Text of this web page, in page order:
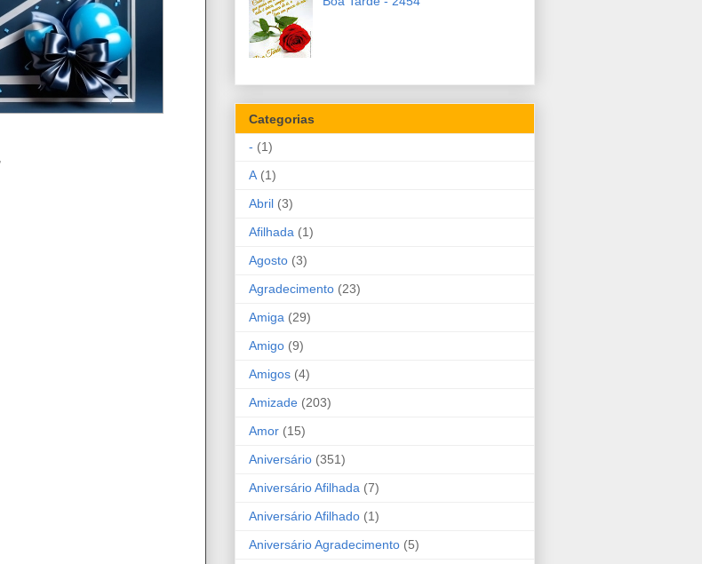
Categorias
- (1)
A (1)
Abril (3)
Afilhada (1)
Agosto (3)
Agradecimento (23)
Amiga (29)
Amigo (9)
Amigos (4)
Amizade (203)
Amor (15)
Aniversário (351)
Aniversário Afilhada (7)
Aniversário Afilhado (1)
Aniversário Agradecimento (5)